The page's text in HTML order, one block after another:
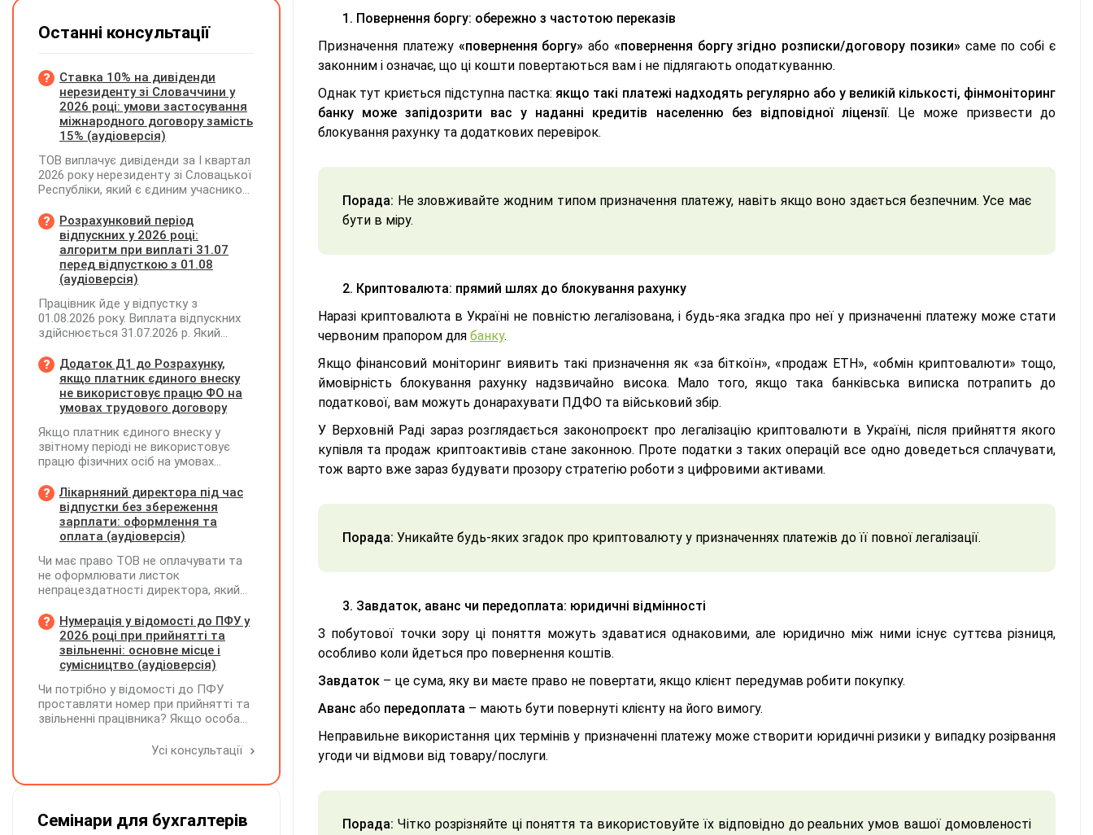
1. Повернення боргу: обережно з частотою переказів
Призначення платежу «повернення боргу» або «повернення боргу згідно розписки/договору позики»саме по собі є
законним і означає, що ці кошти повертаються вам і не підлягають оподаткуванню.
Однак тут криється підступна пастка:якщо такі платежі надходять регулярно або у великій кількості, фінмоніторинг
банку може запідозрити вас у наданні кредитів населенню без відповідної ліцензії. Це може призвести до
блокування рахунку та додаткових перевірок.
Порада: Не зловживайте жодним типом призначення платежу, навіть якщо воно здається безпечним. Усе має
бути в міру.
2. Криптовалюта: прямий шлях до блокування рахунку
Наразі криптовалюта в Україні не повністю легалізована, і будь-яка згадка про неї у призначенні платежу може стати
червоним прапором для банку.
Якщо фінансовий моніторинг виявить такі призначення як «за біткоїн», «продаж ETH», «обмін криптовалюти» тощо,
ймовірність блокування рахунку надзвичайно висока. Мало того, якщо така банківська виписка потрапить до
податкової, вам можуть донарахувати ПДФО та військовий збір.
У Верховній Раді зараз розглядається законопроєкт про легалізацію криптовалюти в Україні, після прийняття якого
купівля та продаж криптоактивів стане законною. Проте податки з таких операцій все одно доведеться сплачувати,
тож варто вже зараз будувати прозору стратегію роботи з цифровими активами.
Порада: Уникайте будь-яких згадок про криптовалюту у призначеннях платежів до її повної легалізації.
3. Завдаток, аванс чи передоплата: юридичні відмінності
З побутової точки зору ці поняття можуть здаватися однаковими, але юридично між ними існує суттєва різниця,
особливо коли йдеться про повернення коштів.
Завдаток – це сума, яку ви маєте право не повертати, якщо клієнт передумав робити покупку.
Аванс або передоплата – мають бути повернуті клієнту на його вимогу.
Неправильне використання цих термінів у призначенні платежу може створити юридичні ризики у випадку розірвання
угоди чи відмови від товару/послуги.
Порада: Чітко розрізняйте ці поняття та використовуйте їх відповідно до реальних умов вашої домовленості
Останні консультації
Ставка 10% на дивіденди
нерезиденту зі Словаччини у
2026 році: умови застосування
міжнародного договору замість
15% (аудіоверсія)
ТОВ виплачує дивіденди за І квартал
2026 року нерезиденту зі Словацької
Республіки, який є єдиним учасником
положень міжнародного договору
для визначення ставки податку на
доходи нерезидентів (базова 15% чи
зменшена 10%)?
Розрахунковий період
відпускних у 2026 році:
алгоритм при виплаті 31.07
перед відпусткою з 01.08
(аудіоверсія)
Працівник йде у відпустку з
01.08.2026 року. Виплата відпускних
здійснюється 31.07.2026 р. Який
застосовується для нарахування
відпускних згідно з нормами
законодавства?
Додаток Д1 до Розрахунку,
якщо платник єдиного внеску
не використовує працю ФО на
умовах трудового договору
Якщо платник єдиного внеску у
звітному періоді не використовує
працю фізичних осіб на умовах
на інших умовах, передбачених
законодавством, Додаток Д1/
Додаток ФІЗ-Д1 за відповідний
період не подається
Лікарняний директора під час
відпустки без збереження
зарплати: оформлення та
оплата (аудіоверсія)
Чи має право ТОВ не оплачувати та
не оформлювати листок
непрацездатності директора, який
збереження заробітної плати під час
призупинення діяльності
підприємства?
Нумерація у відомості до ПФУ у
2026 році при прийнятті та
звільненні: основне місце і
сумісництво (аудіоверсія)
Чи потрібно у відомості до ПФУ
проставляти номер при прийнятті та
звільненні працівника? Якщо особа
місцем роботи та за сумісництвом,
Усі консультації
Семінари для бухгалтерів